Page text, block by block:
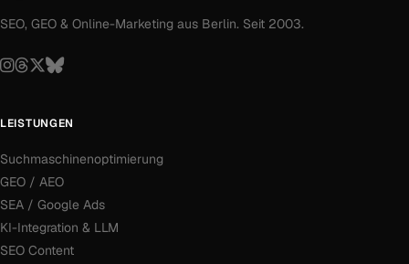
SEO, GEO & Online-Marketing aus Berlin. Seit 2003.
LEISTUNGEN
Suchmaschinenoptimierung
GEO / AEO
SEA / Google Ads
KI-Integration & LLM
SEO Content